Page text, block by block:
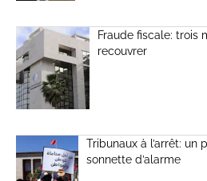
Fraude fiscale: trois
recouvrer
Tribunaux à l’arrêt: un
sonnette d’alarme